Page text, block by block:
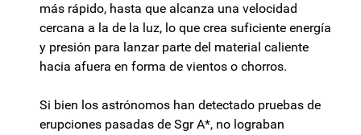
más rápido, hasta que alcanza una velocidad
cercana a la de la luz, lo que crea suficiente energía
y presión para lanzar parte del material caliente
hacia afuera en forma de vientos o chorros.
Si bien los astrónomos han detectado pruebas de
erupciones pasadas de Sgr A*, no lograban